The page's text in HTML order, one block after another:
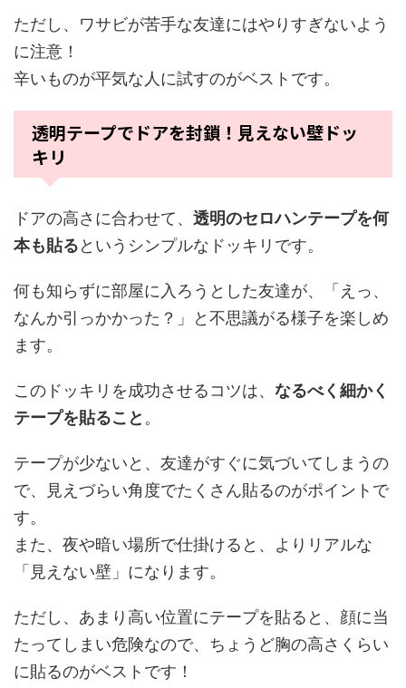
ただし、ワサビが苦手な友達にはやりすぎないよう
に注意！
辛いものが平気な人に試すのがベストです。
透明テープでドアを封鎖！見えない壁ドッ
キリ
ドアの高さに合わせて、 透明のセロハンテープを何
本も貼るというシンプルなドッキリです。
何も知らずに部屋に入ろうとした友達が、「えっ、
なんか引っかかった？」と不思議がる様子を楽しめ
ます。
このドッキリを成功させるコツは、 なるべく細かく
テープを貼ること 。
テープが少ないと、友達がすぐに気づいてしまうの
で、見えづらい角度でたくさん貼るのがポイントで
す。
また、夜や暗い場所で仕掛けると、よりリアルな
「見えない壁」になります。
ただし、あまり高い位置にテープを貼ると、顔に当
たってしまい危険なので、ちょうど胸の高さくらい
に貼るのがベストです！